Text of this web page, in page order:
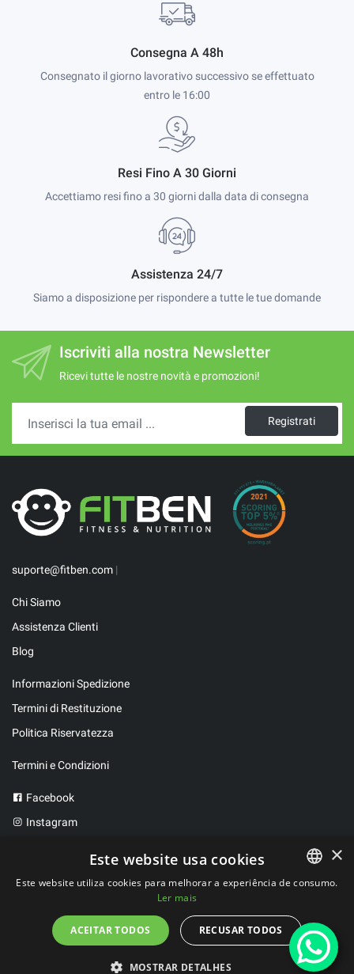
Consegna A 48h
Consegnato il giorno lavorativo successivo se effettuato
entro le 16:00
Resi Fino A 30 Giorni
Accettiamo resi fino a 30 giorni dalla data di consegna
Assistenza 24/7
Siamo a disposizione per rispondere a tutte le tue domande
Iscriviti alla nostra Newsletter
Ricevi tutte le nostre novità e promozioni!
Registrati
suporte@fitben.com |
Chi Siamo
Assistenza Clienti
Blog
Informazioni Spedizione
Termini di Restituzione
Politica Riservatezza
Termini e Condizioni
Facebook
Instagram
FitBen. Tutti i diritti riservati.
Sviluppato da WeLove Studio SPANISH
×
Este website usa cookies
Este website utiliza cookies para melhorar a experiência de consumo.
Ler mais
ACEITAR TODOS RECUSAR TODOS
MOSTRAR DETALHES